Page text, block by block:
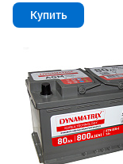
Купить